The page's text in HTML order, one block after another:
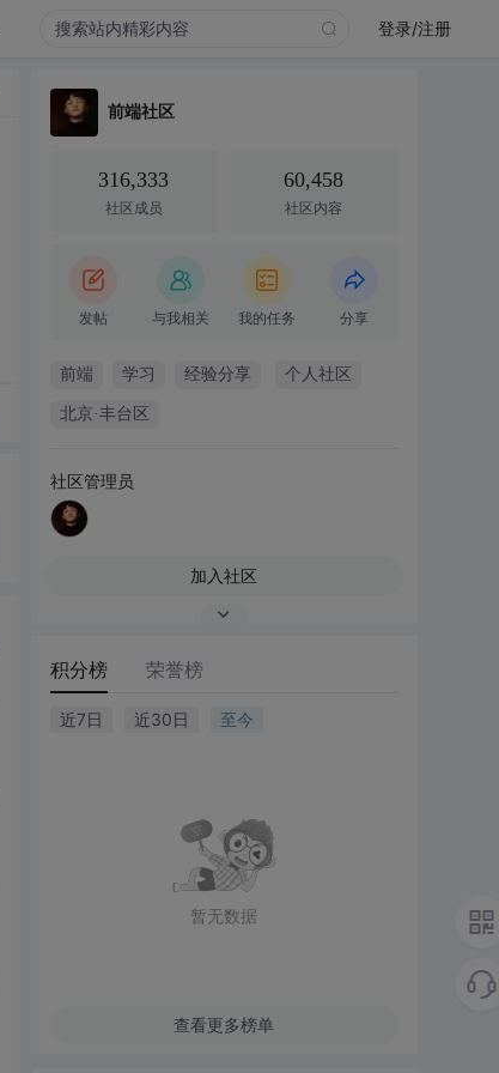
登录/注册
前端社区
316,333
社区成员
60,458
社区内容
发帖 与我相关 我的任务 分享
前端 学习 经验分享 个人社区
北京·丰台区
社区管理员
加入社区
积分榜 荣誉榜
近7日 近30日 至今
暂无数据
查看更多榜单